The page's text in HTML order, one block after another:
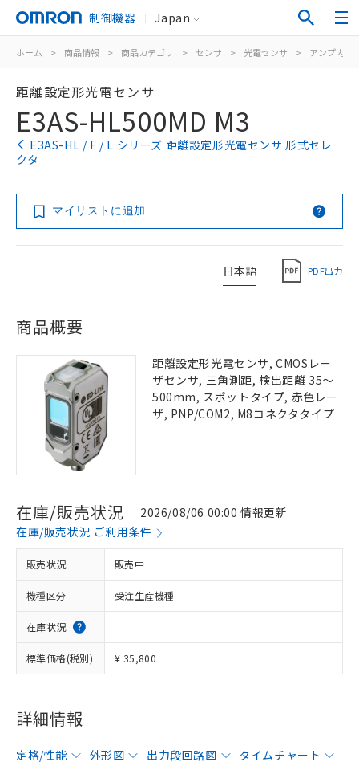
制御機器 Japan
ホーム > 商品情報 > 商品カテゴリ > センサ > 光電センサ > アンプ内蔵
距離設定形光電センサ
E3AS-HL500MD M3
E3AS-HL / F / L シリーズ 距離設定形光電センサ 形式セレ
クタ
マイリストに追加
日本語 PDF出力
商品概要
距離設定形光電センサ, CMOSレー
ザセンサ, 三角測距, 検出距離 35～
500mm, スポットタイプ, 赤色レー
ザ, PNP/COM2, M8コネクタタイプ
在庫/販売状況
2026/08/06 00:00 情報更新
在庫/販売状況 ご利用条件
販売状況 販売中
機種区分 受注生産機種
在庫状況
標準価格(税別) ¥ 35,800
詳細情報
定格/性能 外形図 出力段回路図
タイムチャート